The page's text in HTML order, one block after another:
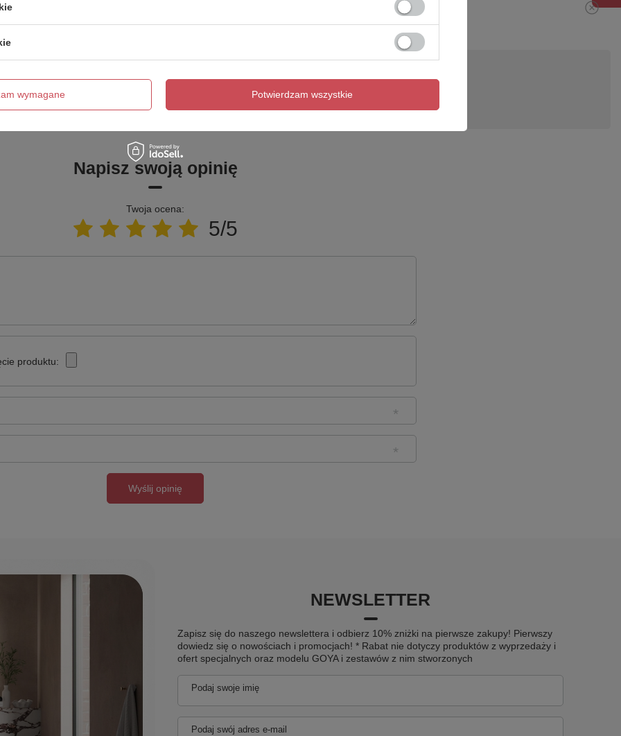
pomocy? Masz pytania?
najciekawsze pytania i odpowiedzi publikując dla
Zadaj pytanie
Napisz swoją opinię
Twoja ocena:
5/5
produktu:
Wyślij opinię
NEWSLETTER
Zapisz się do naszego newslettera i odbierz 10% zniżki na pierwsze zakupy! Pierwszy
dowiedz się o nowościach i promocjach! * Rabat nie dotyczy produktów z wyprzedaży i
ofert specjalnych oraz modelu GOYA i zestawów z nim stworzonych
Podaj swoje imię
Podaj swój adres e-mail
wymagane Potwierdzam wszystkie